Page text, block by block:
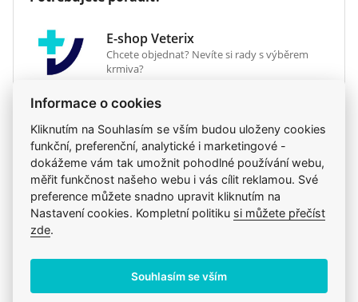
čímž vznikne kašovitá hmota, která je chutná pro
fenu i její štěňata v odstavu. Štěňatům tato kaše
ulehčuje přechod z mateřského mléka na pevnou
stravu.
Aby si mohl každý pes vybrat podle sebe, krmivo
ROYAL CANIN® Starter Mother & Babydog je také
dostupné ve formě velmi jemné pěny, která
poskytuje stejnou výživu a je stejně dobře
stravitelná, ale je ještě o něco chutnější.
v
6
503g 584g 662g
8
594g
9
640g 744g 843g
E-shop Veterix
Chcete objednat? Nevíte si rady s výběrem
krmiva?
777 319 517 (Po–Pá, 8–15h)
eshop@veterix.cz
Produkt také v těchto kategoriích6
Royal Canin
Royal Canin
Informace o cookies
Kliknutím na Souhlasím se vším budou uloženy cookies
funkční, preferenční, analytické i marketingové -
dokážeme vám tak umožnit pohodlné používání webu,
měřit funkčnost našeho webu i vás cílit reklamou. Své
preference můžete snadno upravit kliknutím na
Nastavení cookies. Kompletní politiku si můžete přečíst
zde.
Souhlasím se vším